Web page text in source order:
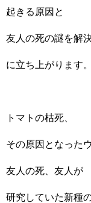
起きる原因と
友人の死の謎を解
に立ち上がります。
トマトの枯死、
その原因となった
友人の死、友人が
研究していた新種